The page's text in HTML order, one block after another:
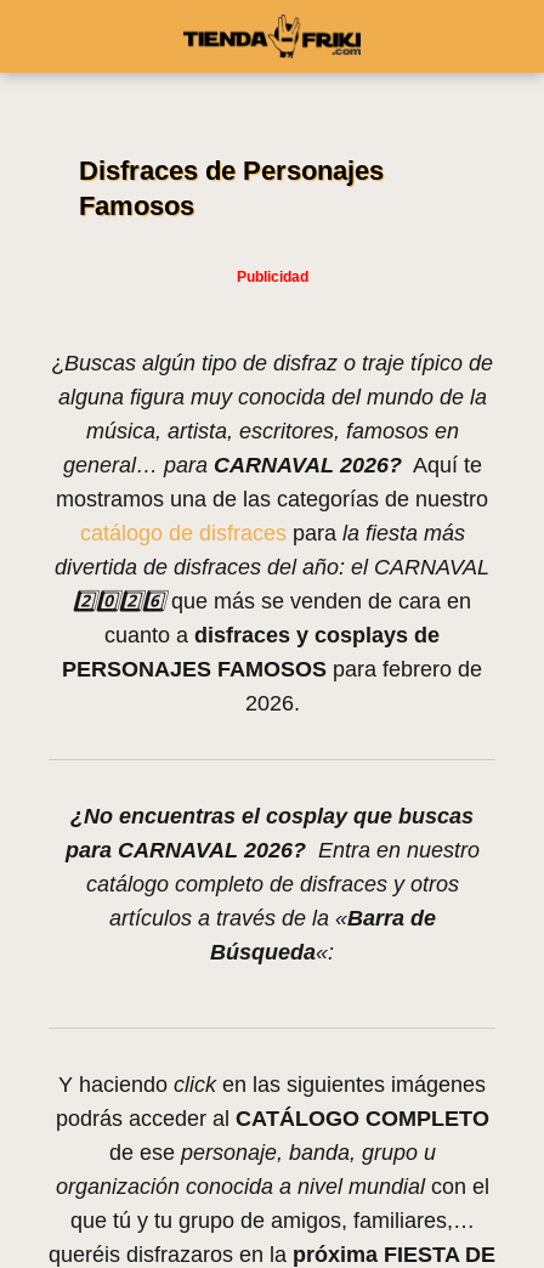
Disfraces de Personajes
Famosos
¿Buscas algún tipo de disfraz o traje típico de
alguna figura muy conocida del mundo de la
música, artista, escritores, famosos en
general… para CARNAVAL 2026?Aquí te
mostramos una de las categorías de nuestro
catálogo de disfracespara la fiesta más
divertida de disfraces del año: el CARNAVAL
2️⃣0️⃣2️⃣6️⃣que más se venden de cara en
cuanto a disfraces y cosplays de
PERSONAJES FAMOSOS para febrero de
2026.
¿No encuentras el cosplay que buscas
para CARNAVAL 2026? Entra en nuestro
catálogo completo de disfraces y otros
artículos a través de la «Barra de
Búsqueda«:
Y haciendo clicken las siguientes imágenes
podrás acceder al CATÁLOGO COMPLETO
de ese personaje, banda, grupo u
organización conocida a nivel mundialcon el
que tú y tu grupo de amigos, familiares,…
queréis disfrazaros en la próxima FIESTA DE